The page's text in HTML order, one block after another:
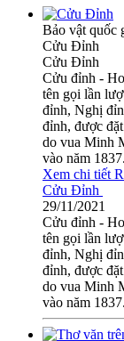
Bảo vật quốc
Cửu Đỉnh
Cửu Đỉnh
Cửu đỉnh -
tên gọi lần
đỉnh, Nghị
đỉnh, được
do vua Minh
vào năm 1837.
Xem chi tiết
Cửu Đỉnh
29/11/2021
Cửu đỉnh -
tên gọi lần
đỉnh, Nghị
đỉnh, được
do vua Minh
vào năm 1837.